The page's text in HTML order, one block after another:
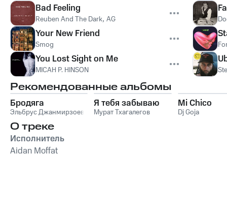
Bad Feeling
Reuben And The Dark, AG
Your New Friend
Smog
You Lost Sight on Me
MICAH P. HINSON
Рекомендованные альбомы
Бродяга
Эльбрус Джанмирзоев
Я тебя забываю
Мурат Тхагалегов
Mi Chico
Dj Goja
О треке
Исполнитель
Aidan Moffat